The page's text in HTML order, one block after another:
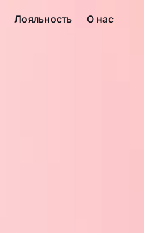
Лояльность О нас